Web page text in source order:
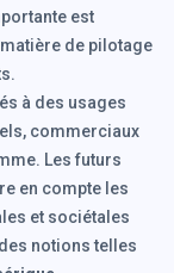
est
de pilotage
à des usages
commerciaux
Les futurs
en compte les
et sociétales
notions telles